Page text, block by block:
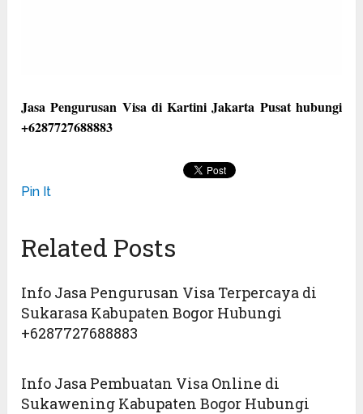
Jasa Pengurusan Visa di Kartini Jakarta Pusat hubungi
+6287727688883
Pin It
Related Posts
Info Jasa Pengurusan Visa Terpercaya di
Sukarasa Kabupaten Bogor Hubungi
+6287727688883
Info Jasa Pembuatan Visa Online di
Sukawening Kabupaten Bogor Hubungi